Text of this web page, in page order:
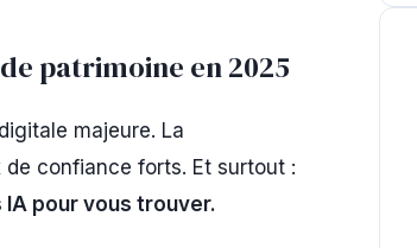
patrimoine en 2025
majeure. La
confiance forts. Et surtout :
pour vous trouver.